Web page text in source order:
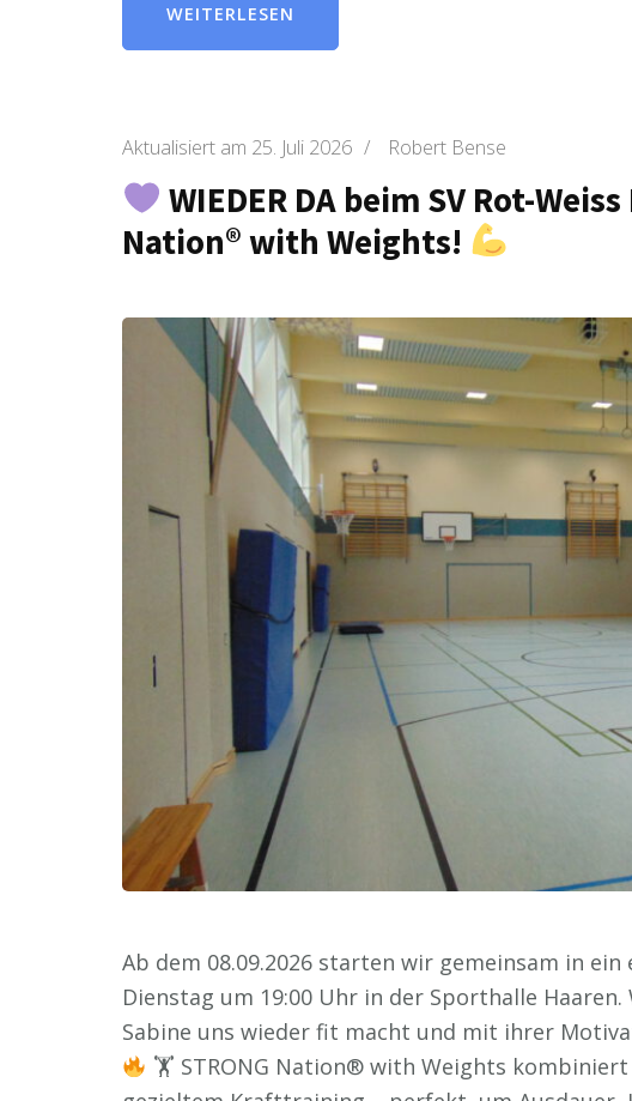
WEITERLESEN
Aktualisiert am 25. Juli 2026 / Robert Bense
WIEDER DA beim SV Rot-
Nation® with Weights!
Ab dem 08.09.2026 starten wir gemeinsam in
Dienstag um 19:00 Uhr in der Sporthalle
Sabine uns wieder fit macht und mit ihrer
🏋 STRONG Nation® with Weights